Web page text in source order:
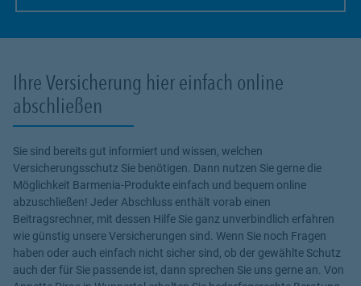
Ihre Versicherung hier einfach online
abschließen
Sie sind bereits gut informiert und wissen, welchen
Versicherungsschutz Sie benötigen. Dann nutzen Sie gerne die
Möglichkeit Barmenia-Produkte einfach und bequem online
abzuschließen! Jeder Abschluss enthält vorab einen
Beitragsrechner, mit dessen Hilfe Sie ganz unverbindlich erfahren
wie günstig unsere Versicherungen sind. Wenn Sie noch Fragen
haben oder auch einfach nicht sicher sind, ob der gewählte Schutz
auch der für Sie passende ist, dann sprechen Sie uns gerne an. Von